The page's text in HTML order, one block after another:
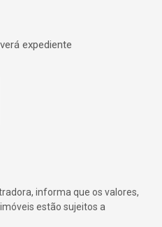
expediente
informa que os valores,
estão sujeitos a